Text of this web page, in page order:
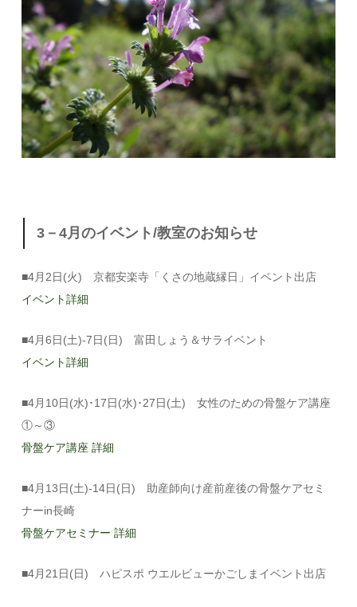
3－4月のイベント/教室のお知らせ
■4月2日(火) 京都安楽寺「くさの地蔵縁日」イベント出店
イベント詳細
■4月6日(土)-7日(日) 富田しょう＆サライベント
イベント詳細
■4月10日(水)･17日(水)･27日(土) 女性のための骨盤ケア講座
①～③
骨盤ケア講座 詳細
■4月13日(土)-14日(日) 助産師向け産前産後の骨盤ケアセミ
ナーin長崎
骨盤ケアセミナー 詳細
■4月21日(日) ハピスポ ウエルビューかごしまイベント出店